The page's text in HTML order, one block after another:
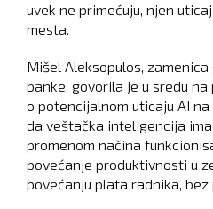
uvek ne primećuju, njen
mesta.
Mišel Aleksopulos,
banke, govorila je u sredu na
o potencijalnom uticaju AI
da veštačka inteligencija
promenom načina
povećanje produktivnosti u
povećanju plata radnika,